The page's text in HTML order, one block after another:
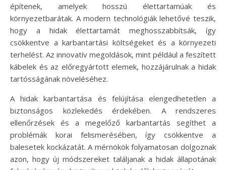
építenek, amelyek hosszú élettartamúak és
környezetbarátak. A modern technológiák lehetővé teszik,
hogy a hidak élettartamát meghosszabbítsák, így
csökkentve a karbantartási költségeket és a környezeti
terhelést. Az innovatív megoldások, mint például a feszített
kábelek és az előregyártott elemek, hozzájárulnak a hidak
tartósságának növeléséhez.
A hidak karbantartása és felújítása elengedhetetlen a
biztonságos közlekedés érdekében. A rendszeres
ellenőrzések és a megelőző karbantartás segíthet a
problémák korai felismerésében, így csökkentve a
balesetek kockázatát. A mérnökök folyamatosan dolgoznak
azon, hogy új módszereket találjanak a hidak állapotának